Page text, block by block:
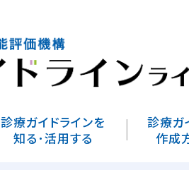
診療ガイドラインを
知る･活用する
診療ガ
作成